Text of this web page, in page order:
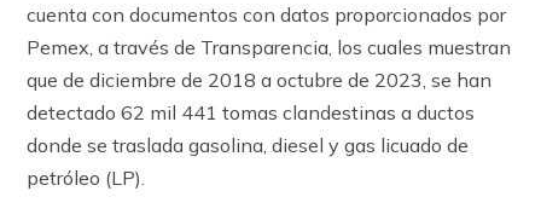
cuenta con documentos con datos proporcionados por
Pemex, a través de Transparencia, los cuales muestran
que de diciembre de 2018 a octubre de 2023, se han
detectado 62 mil 441 tomas clandestinas a ductos
donde se traslada gasolina, diesel y gas licuado de
petróleo (LP).